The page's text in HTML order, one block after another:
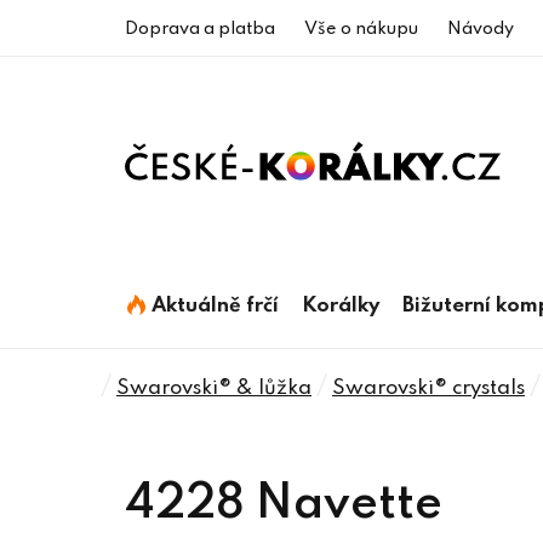
Doprava a platba Vše o nákupu Návody
Aktuálně frčí Korálky Bižuterní
Domů
Swarovski® & lůžka Swarovski® crystals
4228 Navette